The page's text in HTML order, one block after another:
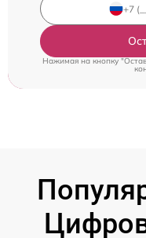
Нажимая на кнопку